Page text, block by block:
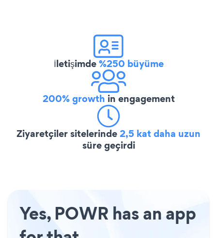
İletişimde%250 büyüme
200% growth in engagement
Ziyaretçiler sitelerinde2,5 kat daha uzun
süre geçirdi
Yes, POWR has an app